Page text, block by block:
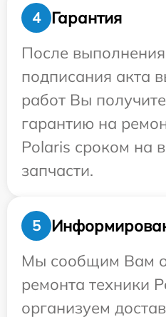
4
Гарантия
После
подписания акта
работ Вы
гарантию на
Polaris сроком на
запчасти.
5
Мы сообщим Вам
ремонта техники
организуем